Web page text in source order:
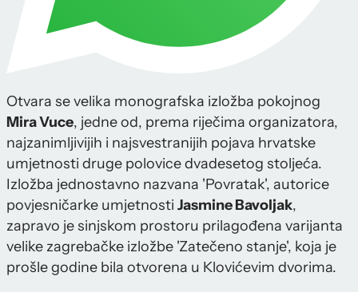
Otvara se velika monografska izložba pokojnog
Mira Vuce, jedne od, prema riječima organizatora,
najzanimljivijih i najsvestranijih pojava hrvatske
umjetnosti druge polovice dvadesetog stoljeća.
Izložba jednostavno nazvana 'Povratak', autorice
povjesničarke umjetnosti Jasmine Bavoljak,
zapravo je sinjskom prostoru prilagođena varijanta
velike zagrebačke izložbe 'Zatečeno stanje', koja je
prošle godine bila otvorena u Klovićevim dvorima.